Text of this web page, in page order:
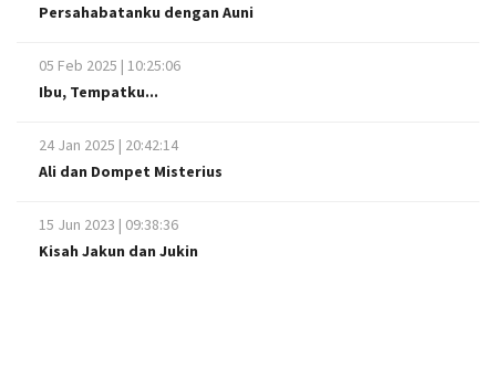
Persahabatanku dengan Auni
05 Feb 2025 | 10:25:06
Ibu, Tempatku...
24 Jan 2025 | 20:42:14
Ali dan Dompet Misterius
15 Jun 2023 | 09:38:36
Kisah Jakun dan Jukin